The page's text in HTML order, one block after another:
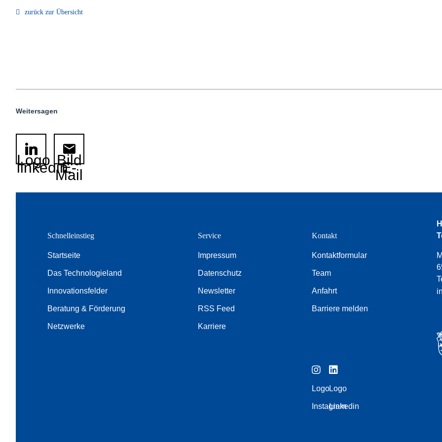
zurück zur Übersicht
Weitersagen
Logo
linkedinBild
E-
Mail
Schnelleinstieg
Startseite
Das Technologieland
Innovationsfelder
Beratung & Förderung
Netzwerke
Service
Impressum
Datenschutz
Newsletter
RSS Feed
Karriere
Kontakt
Kontaktformular
Team
Anfahrt
Barriere melden
Logo
Instagram
Logo
Linkedin